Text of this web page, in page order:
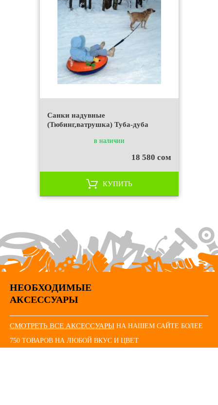
Санки надувные
(Тюбинг,ватрушка) Туба-дуба
в наличии
18 580 сом
КУПИТЬ
НЕОБХОДИМЫЕ
АКСЕССУАРЫ
СМОТРЕТЬ ВСЕ АКСЕССУАРЫ НА НАШЕМ САЙТЕ БОЛЕЕ
750 ТОВАРОВ НА ЛЮБОЙ ВКУС И ЦВЕТ